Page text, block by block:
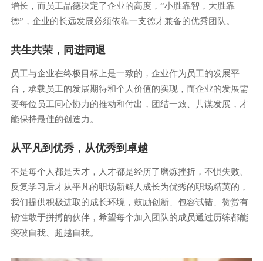
增长，而员工品德决定了企业的高度，“小胜靠智，大胜靠
德”，企业的长远发展必须依靠一支德才兼备的优秀团队。
共生共荣，同进同退
员工与企业在终极目标上是一致的，企业作为员工的发展平
台，承载员工的发展期待和个人价值的实现，而企业的发展需
要每位员工同心协力的推动和付出，团结一致、共谋发展，才
能保持最佳的创造力。
从平凡到优秀，从优秀到卓越
不是每个人都是天才，人才都是经历了磨炼挫折，不惧失败、
反复学习后才从平凡的职场新鲜人成长为优秀的职场精英的，
我们提供积极进取的成长环境，鼓励创新、包容试错、赞赏有
韧性敢于拼搏的伙伴，希望每个加入团队的成员通过历练都能
突破自我、超越自我。